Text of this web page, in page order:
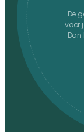
De
voor